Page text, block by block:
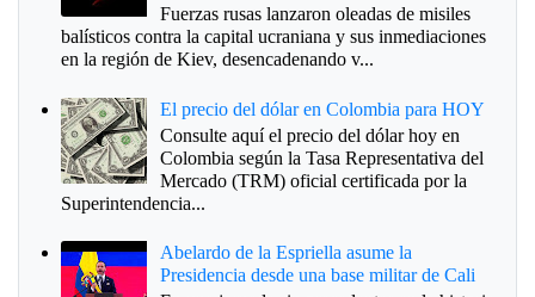
Fuerzas rusas lanzaron oleadas de misiles
balísticos contra la capital ucraniana y sus inmediaciones
en la región de Kiev, desencadenando v...
El precio del dólar en Colombia para HOY
Consulte aquí el precio del dólar hoy en
Colombia según la Tasa Representativa del
Mercado (TRM) oficial certificada por la
Superintendencia...
Abelardo de la Espriella asume la
Presidencia desde una base militar de Cali